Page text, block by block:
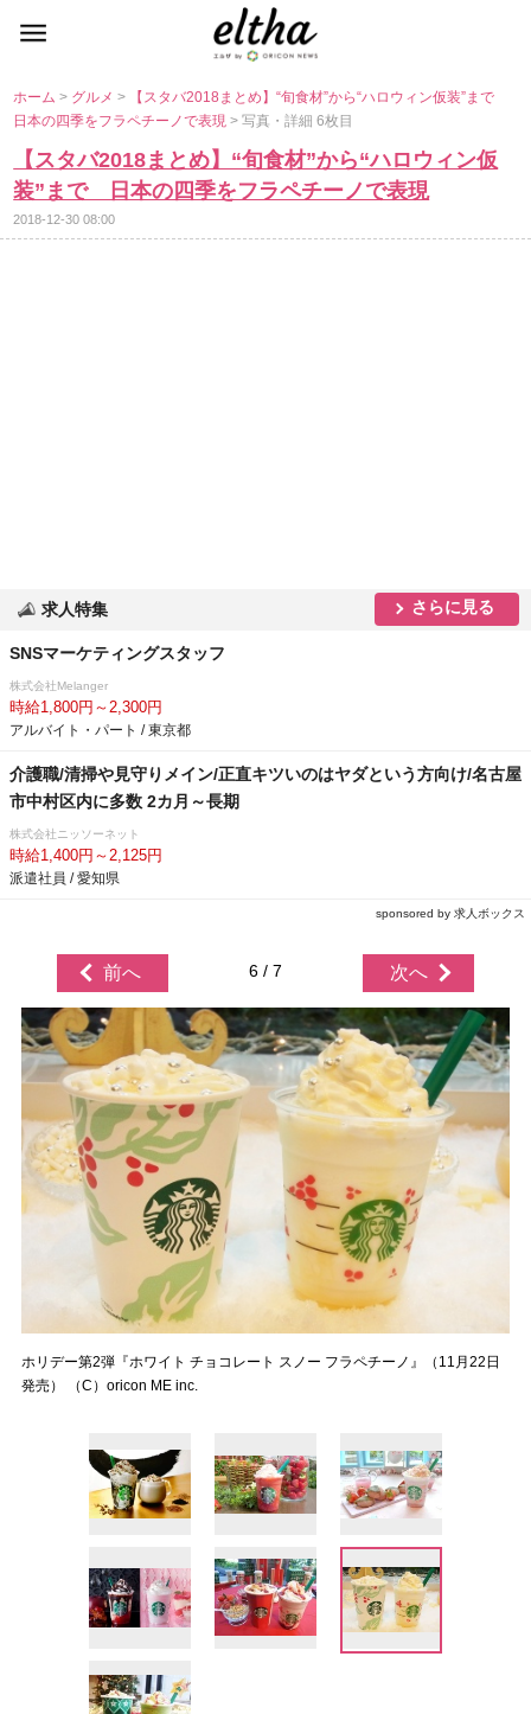
ホーム> グルメ>
【スタバ2018まとめ】“旬食材”から“ハロウィン仮装”まで
日本の四季をフラペチーノで表現> 写真・詳細 6枚目
【スタバ2018まとめ】“旬食材”から“ハロウィン仮
装”まで 日本の四季をフラペチーノで表現
2018-12-30 08:00
求人特集 さらに見る
SNSマーケティングスタッフ
株式会社Melanger
時給1,800円～2,300円
アルバイト・パート / 東京都
介護職/清掃や見守りメイン/正直キツいのはヤダという方向け/名古屋
市中村区内に多数 2カ月～長期
株式会社ニッソーネット
時給1,400円～2,125円
派遣社員 / 愛知県
sponsored by 求人ボックス
前へ 6 / 7 次へ
ホリデー第2弾『ホワイト チョコレート スノー フラペチーノ』（11月22日
発売） （C）oricon ME inc.